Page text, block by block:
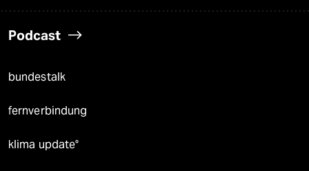
Podcast
bundestalk
fernverbindung
klima update°